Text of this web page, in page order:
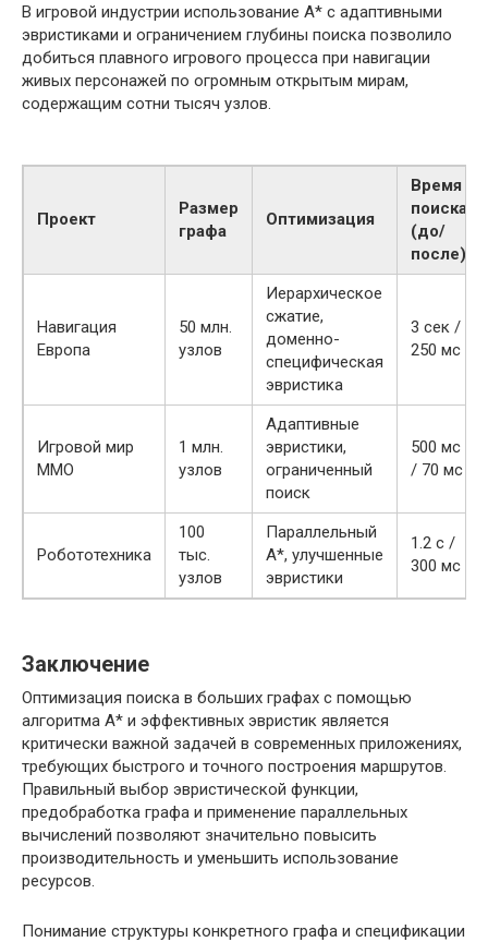
В игровой индустрии использование A* с адаптивными
эвристиками и ограничением глубины поиска позволило
добиться плавного игрового процесса при навигации
живых персонажей по огромным открытым мирам,
содержащим сотни тысяч узлов.
Проект
Размер
графа
Оптимизация
Время
поиска
(до/
после)
Навигация
Европа
50 млн.
узлов
Иерархическое
сжатие,
доменно-
специфическая
эвристика
3 сек /
250 мс
Игровой мир
MMO
1 млн.
узлов
Адаптивные
эвристики,
ограниченный
поиск
500 мс
/ 70 мс
Робототехника
100
тыс.
узлов
Параллельный
A*, улучшенные
эвристики
1.2 с /
300 мс
Заключение
Оптимизация поиска в больших графах с помощью
алгоритма A* и эффективных эвристик является
критически важной задачей в современных приложениях,
требующих быстрого и точного построения маршрутов.
Правильный выбор эвристической функции,
предобработка графа и применение параллельных
вычислений позволяют значительно повысить
производительность и уменьшить использование
ресурсов.
Понимание структуры конкретного графа и спецификации